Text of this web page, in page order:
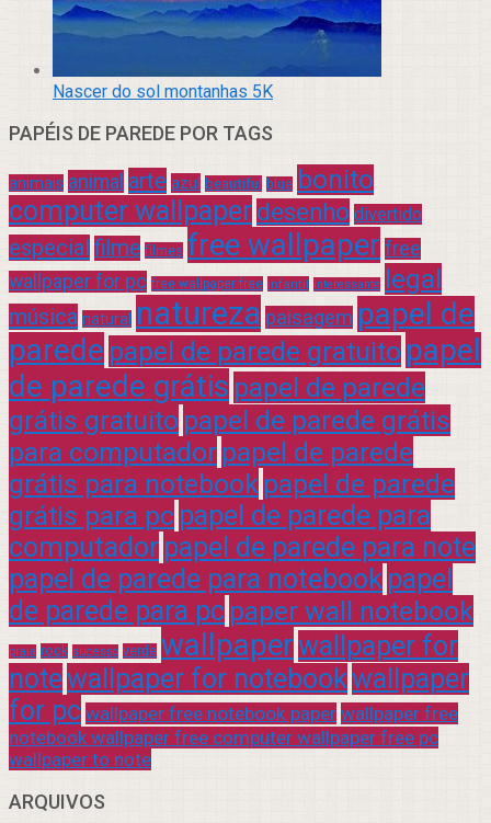
Nascer do sol montanhas 5K
PAPÉIS DE PAREDE POR TAGS
animais animal arte azul beautiful blue bonito
computer wallpaper desenho divertido
especial filme filmes free wallpaper free
wallpaper for pc free wallpaper free infantil interessante legal
música natural natureza paisagem papel de
parede papel de parede gratuito papel
de parede grátis papel de parede
grátis gratuito papel de parede grátis
para computador papel de parede
grátis para notebook papel de parede
grátis para pc papel de parede para
computador papel de parede para note
papel de parede para notebook papel
de parede para pc paper wall notebook
praia rock sucesso verde wallpaperwallpaper for
notewallpaper for notebookwallpaper
for pc wallpaper free notebook paper wallpaper free
notebook wallpaper free computer wallpaper free pc
wallpaper to note
ARQUIVOS